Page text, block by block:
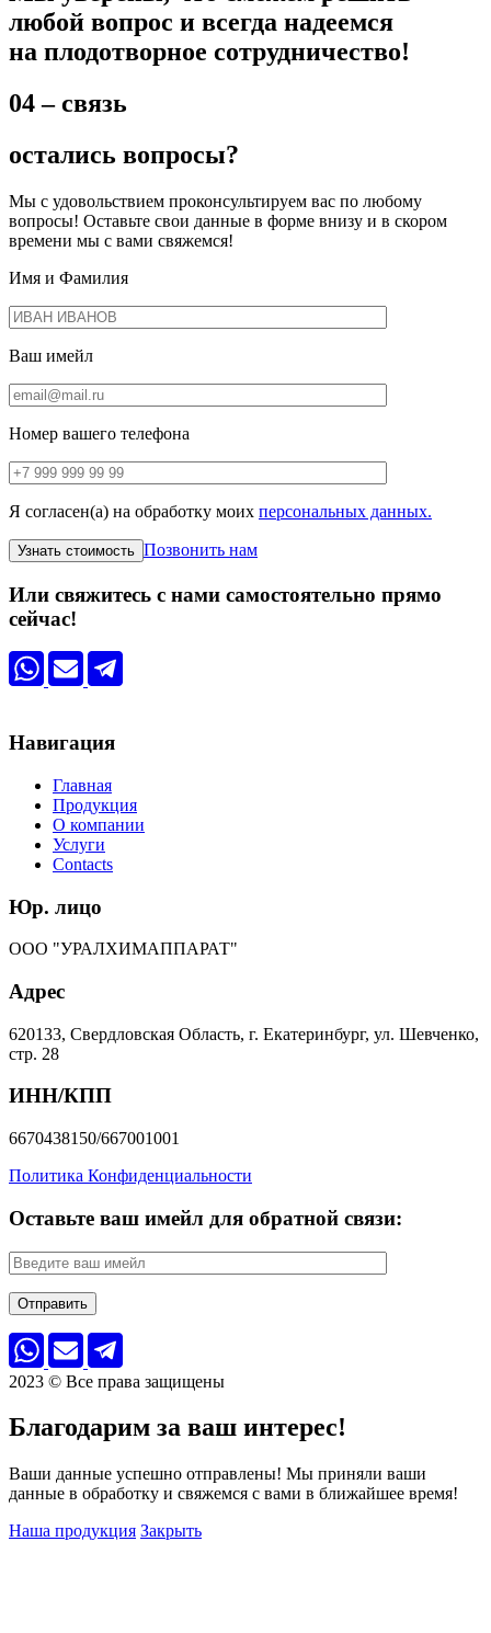
любой вопрос и всегда надеемся
на плодотворное сотрудничество!
04 – связь
остались вопросы?
Мы с удовольствием проконсультируем вас по любому
вопросы! Оставьте свои данные в форме внизу и в скором
времени мы с вами свяжемся!
Имя и Фамилия
Ваш имейл
Номер вашего телефона
Я согласен(а) на обработку моих персональных данных.
Позвонить нам
Или свяжитесь с нами самостоятельно прямо
сейчас!
Навигация
Главная
Продукция
О компании
Услуги
Contacts
Юр. лицо
ООО "УРАЛХИМАППАРАТ"
Адрес
620133, Свердловская Область, г. Екатеринбург, ул. Шевченко,
стр. 28
ИНН/КПП
6670438150/667001001
Политика Конфиденциальности
Оставьте ваш имейл для обратной связи:
2023 © Все права защищены
Благодарим за ваш интерес!
Ваши данные успешно отправлены! Мы приняли ваши
данные в обработку и свяжемся с вами в ближайшее время!
Наша продукция Закрыть